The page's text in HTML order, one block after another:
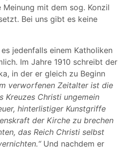
mit dem sog. Konzil
Bei uns gibt es keine
jedenfalls einem Katholiken
Im Jahre 1910 schreibt der
in der er gleich zu Beginn
verworfenen Zeitalter ist die
Kreuzes Christi ungemein
hinterlistiger Kunstgriffe
der Kirche zu brechen
das Reich Christi selbst
Und nachdem er